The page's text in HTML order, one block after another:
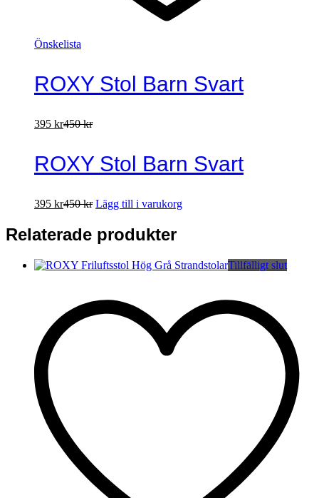
Önskelista
ROXY Stol Barn Svart
395 kr450kr
ROXY Stol Barn Svart
395 kr450kr Lägg till i varukorg
Relaterade produkter
Tillfälligt slut